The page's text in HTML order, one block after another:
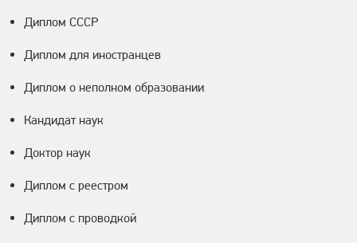
Диплом СССР
Диплом для иностранцев
Диплом о неполном образовании
Кандидат наук
Доктор наук
Диплом с реестром
Диплом с проводкой